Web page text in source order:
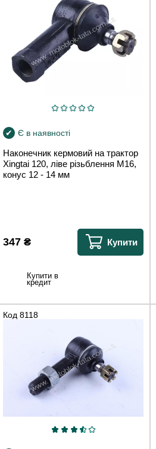
Є в наявності
Наконечник кермовий на трактор
Xingtai 120, ліве різьблення М16,
конус 12 - 14 мм
347₴ Купити
Купити в
кредит
Код 8118